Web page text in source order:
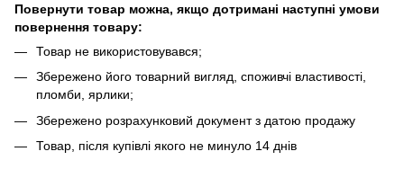
Повернути товар можна, якщо дотримані наступні умови
повернення товару:
Товар не використовувався;
Збережено його товарний вигляд, споживчі властивості,
пломби, ярлики;
Збережено розрахунковий документ з датою продажу
Товар, після купівлі якого не минуло 14 днів